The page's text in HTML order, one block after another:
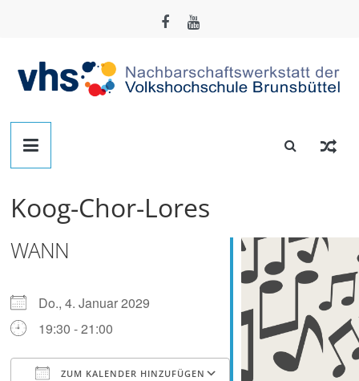
Nachbarschafts-
Werkstatt
Brunsbüttel
Der
zum
Basteln,
Tüfteln,
Digitalisieren
Koog-Chor-Lores
WANN
Do., 4. Januar 2029
19:30 - 21:00
ZUM KALENDER HINZUFÜGEN